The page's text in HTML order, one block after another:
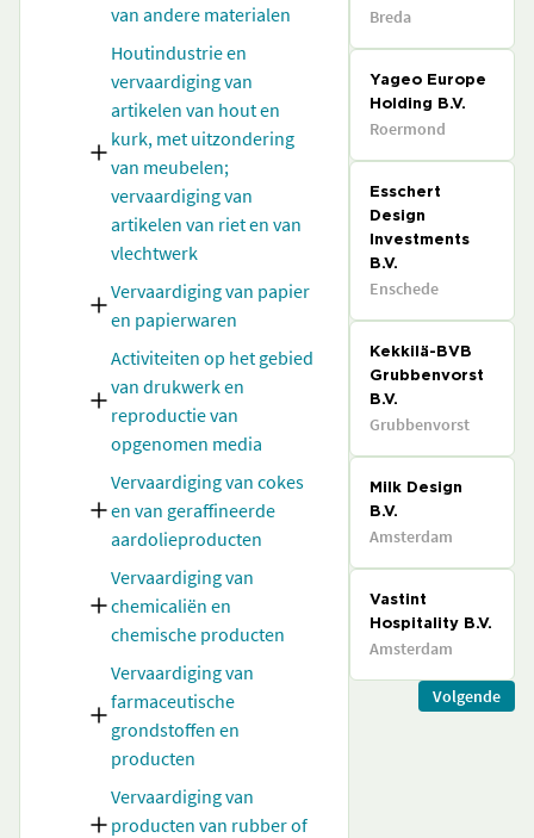
van andere materialen
Houtindustrie en
vervaardiging van
artikelen van hout en
kurk, met uitzondering
van meubelen;
vervaardiging van
artikelen van riet en van
vlechtwerk
Vervaardiging van papier
en papierwaren
Activiteiten op het gebied
van drukwerk en
reproductie van
opgenomen media
Vervaardiging van cokes
en van geraffineerde
aardolieproducten
Vervaardiging van
chemicaliën en
chemische producten
Vervaardiging van
farmaceutische
grondstoffen en
producten
Vervaardiging van
producten van rubber of
Breda
Yageo Europe
Holding B.V.
Roermond
Esschert
Design
Investments
B.V.
Enschede
Kekkilä-BVB
Grubbenvorst
B.V.
Grubbenvorst
Milk Design
B.V.
Amsterdam
Vastint
Hospitality B.V.
Amsterdam
Volgende